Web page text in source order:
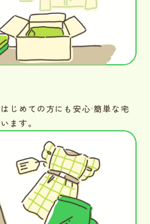
じめての方にも安心·簡単な宅
ます。